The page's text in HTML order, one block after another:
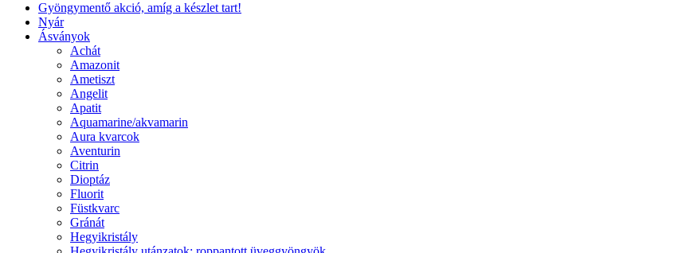
Gyöngymentő akció, amíg a készlet tart!
Nyár
Ásványok
Achát
Amazonit
Ametiszt
Angelit
Apatit
Aquamarine/akvamarin
Aura kvarcok
Aventurin
Citrin
Dioptáz
Fluorit
Füstkvarc
Gránát
Hegyikristály